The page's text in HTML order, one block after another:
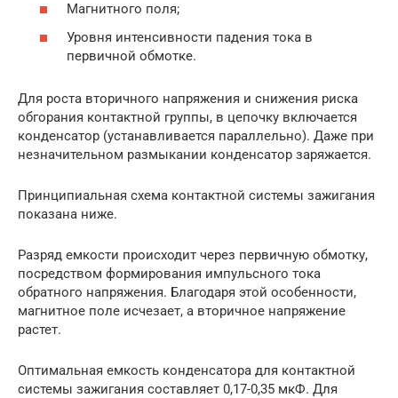
Магнитного поля;
Уровня интенсивности падения тока в
первичной обмотке.
Для роста вторичного напряжения и снижения риска
обгорания контактной группы, в цепочку включается
конденсатор (устанавливается параллельно). Даже при
незначительном размыкании конденсатор заряжается.
Принципиальная схема контактной системы зажигания
показана ниже.
Разряд емкости происходит через первичную обмотку,
посредством формирования импульсного тока
обратного напряжения. Благодаря этой особенности,
магнитное поле исчезает, а вторичное напряжение
растет.
Оптимальная емкость конденсатора для контактной
системы зажигания составляет 0,17-0,35 мкФ. Для